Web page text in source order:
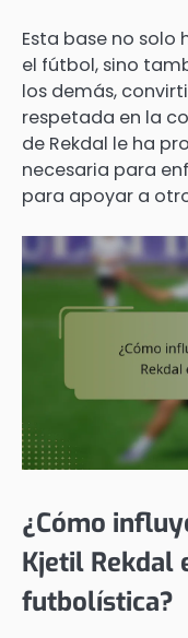
Esta base no solo
el fútbol, sino
los demás,
respetada en la
de Rekdal le ha
necesaria para
para apoyar a
¿Cómo
Kjetil Rekdal
futbolística?